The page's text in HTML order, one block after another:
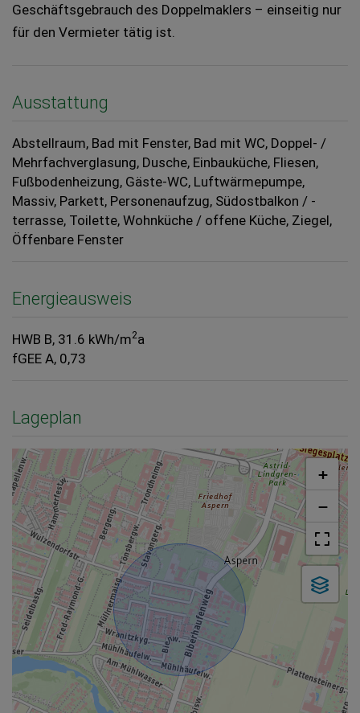
Geschäftsgebrauch des Doppelmaklers – einseitig nur
für den Vermieter tätig ist.
Ausstattung
Abstellraum Bad mit Fenster Bad mit WC Doppel- /
Mehrfachverglasung Dusche Einbauküche Fliesen
Fußbodenheizung Gäste-WC Luftwärmepumpe
Massiv Parkett Personenaufzug Südostbalkon / -
terrasse Toilette Wohnküche / offene Küche Ziegel
Öffenbare Fenster
Energieausweis
HWB B, 31.6 kWh/m2a
fGEE A, 0,73
Lageplan
+
−